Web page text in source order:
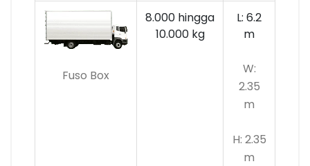
Fuso Box
8.000 hingga
10.000 kg
L: 6.2
m
W:
2.35
m
H: 2.35
m